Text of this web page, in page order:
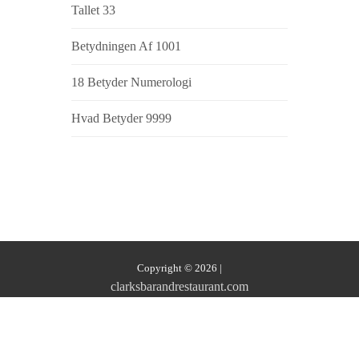
Tallet 33
Betydningen Af ​​1001
18 Betyder Numerologi
Hvad Betyder 9999
Copyright © 2026 |
clarksbarandrestaurant.com